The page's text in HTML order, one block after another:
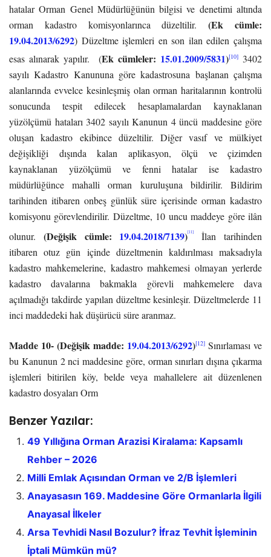
hatalar Orman Genel Müdürlüğünün bilgisi ve denetimi altında
orman kadastro komisyonlarınca düzeltilir.(Ek cümle:
19.04.2013/6292) Düzeltme işlemleri en son ilan edilen çalışma
esas alınarak yapılır. (Ek cümleler: 15.01.2009/5831)[10] 3402
sayılı Kadastro Kanununa göre kadastrosuna başlanan çalışma
alanlarında evvelce kesinleşmiş olan orman haritalarının kontrolü
sonucunda tespit edilecek hesaplamalardan kaynaklanan
yüzölçümü hataları 3402 sayılı Kanunun 4 üncü maddesine göre
oluşan kadastro ekibince düzeltilir. Diğer vasıf ve mülkiyet
değişikliği dışında kalan aplikasyon, ölçü ve çizimden
kaynaklanan yüzölçümü ve fenni hatalar ise kadastro
müdürlüğünce mahalli orman kuruluşuna bildirilir. Bildirim
tarihinden itibaren onbeş günlük süre içerisinde orman kadastro
komisyonu görevlendirilir. Düzeltme, 10 uncu maddeye göre ilân
olunur. (Değişik cümle: 19.04.2018/7139)[11]
İlan tarihinden
itibaren otuz gün içinde düzeltmenin kaldırılması maksadıyla
kadastro mahkemelerine, kadastro mahkemesi olmayan yerlerde
kadastro davalarına bakmakla görevli mahkemelere dava
açılmadığı takdirde yapılan düzeltme kesinleşir. Düzeltmelerde 11
inci maddedeki hak düşürücü süre aranmaz.
Madde 10- (Değişik madde: 19.04.2013/6292)[12] Sınırlaması ve
bu Kanunun 2 nci maddesine göre, orman sınırları dışına çıkarma
işlemleri bitirilen köy, belde veya mahallelere ait düzenlenen
kadastro dosyaları Orm
Benzer Yazılar:
49 Yıllığına Orman Arazisi Kiralama: Kapsamlı
Rehber – 2026
Milli Emlak Açısından Orman ve 2/B İşlemleri
Anayasasın 169. Maddesine Göre Ormanlarla İlgili
Anayasal İlkeler
Arsa Tevhidi Nasıl Bozulur? İfraz Tevhit İşleminin
İptali Mümkün mü?